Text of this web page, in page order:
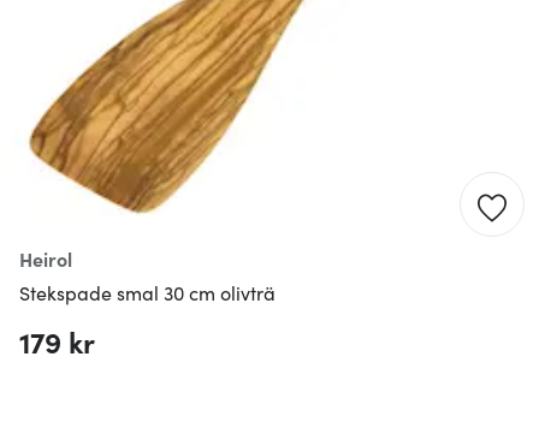
Heirol
Stekspade smal 30 cm olivträ
179 kr